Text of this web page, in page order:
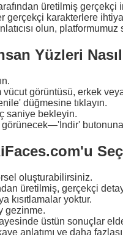
üretilmiş gerçekçi
gerçekçi karakterlere
olun, platformumuz
Yüzleri
görüntüsü, erkek
düğmesine tıklayın.
saniye bekleyin.
oluşturabilirsiniz.
üretilmiş, gerçekçi
kısıtlamalar yoktur.
gezinme.
üstün sonuçlar
anlatımı ve daha